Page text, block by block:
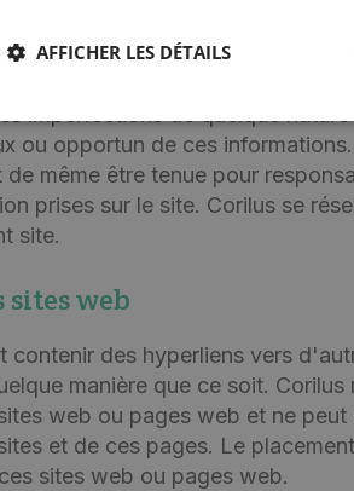
sur le site web
produits et services (ci-après
imperfections de quelque
ou opportun de ces
de même être tenue pour
prises sur le site. Corilus se
site.
sites web
contenir des hyperliens vers
manière que ce soit.
web ou pages web et ne
et de ces pages. Le
sites web ou pages web.
AFFICHER LES DÉTAILS